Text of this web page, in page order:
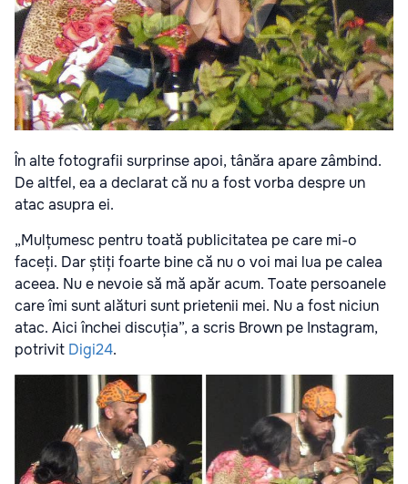
În alte fotografii surprinse apoi, tânăra apare zâmbind.
De altfel, ea a declarat că nu a fost vorba despre un
atac asupra ei.
„Mulțumesc pentru toată publicitatea pe care mi-o
faceți. Dar știți foarte bine că nu o voi mai lua pe calea
aceea. Nu e nevoie să mă apăr acum. Toate persoanele
care îmi sunt alături sunt prietenii mei. Nu a fost niciun
atac. Aici închei discuția”, a scris Brown pe Instagram,
potrivit Digi24.